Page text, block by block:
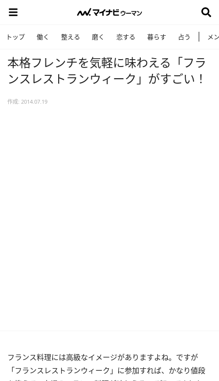
トップ 働く 整える 磨く 恋する 暮らす 占う メ
本格フレンチを気軽に味わえる「フラ
ンスレストランウィーク」がすごい！
作成: 2014.07.19
フランス料理には高級なイメージがありますよね。ですが
「フランスレストランウィーク」に参加すれば、かなり値段